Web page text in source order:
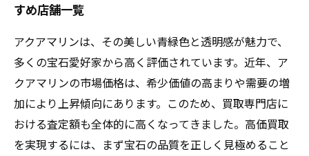
すめ店舗一覧
アクアマリンは、その美しい青緑色と透明感が魅力で、
多くの宝石愛好家から高く評価されています。近年、ア
クアマリンの市場価格は、希少価値の高まりや需要の増
加により上昇傾向にあります。このため、買取専門店に
おける査定額も全体的に高くなってきました。高価買取
を実現するには、まず宝石の品質を正しく見極めること